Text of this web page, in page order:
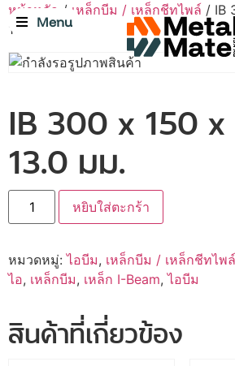
Menu
หน้าหลัก / เหล็กบีม / เหล็กชีทไพล์ / IB
13.0 มม.
IB 300 x 150
13.0 มม.
หยิบใส่ตะกร้า
หมวดหมู่:ไอบีม, เหล็กบีม / เหล็กชีทไพล์
ไอ, เหล็กบีม, เหล็ก I-Beam,ไอบีม
สินค้าที่เกี่ยวข้อง